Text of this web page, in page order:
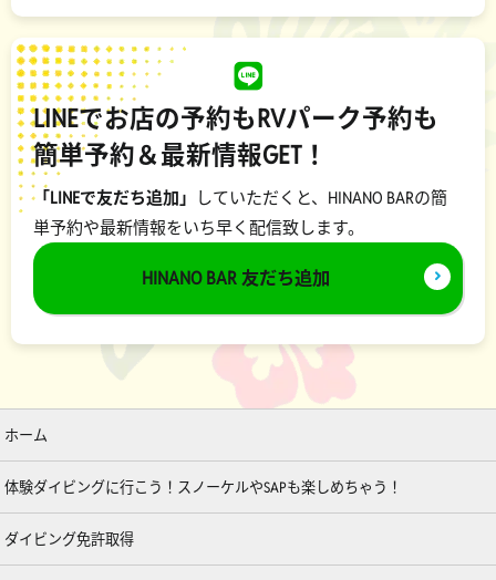
LINEでお店の予約もRVパーク予約も
簡単予約＆最新情報GET！
「LINEで友だち追加」
していただくと、HINANO BARの簡
単予約や最新情報をいち早く配信致します。
HINANO BAR 友だち追加
ホーム
体験ダイビングに行こう！スノーケルやSAPも楽しめちゃう！
ダイビング免許取得